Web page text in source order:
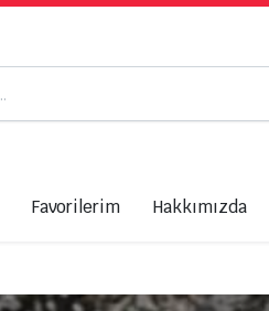
Favorilerim Hakkımızda